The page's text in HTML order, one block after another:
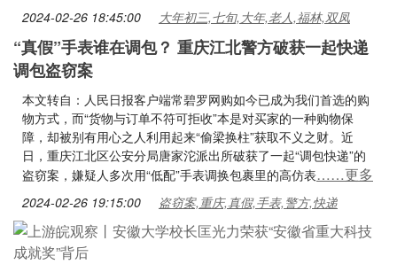
2024-02-26 18:45:00 大年初三,七旬,大年,老人,福林,双凤
“真假”手表谁在调包？ 重庆江北警方破获一起快递
调包盗窃案
本文转自：人民日报客户端常碧罗网购如今已成为我们首选的购
物方式，而“货物与订单不符可拒收”本是对买家的一种购物保
障，却被别有用心之人利用起来“偷梁换柱”获取不义之财。近
日，重庆江北区公安分局唐家沱派出所破获了一起“调包快递”的
盗窃案，嫌疑人多次用“低配”手表调换包裹里的高仿表……更多
2024-02-26 19:15:00 盗窃案,重庆,真假,手表,警方,快递